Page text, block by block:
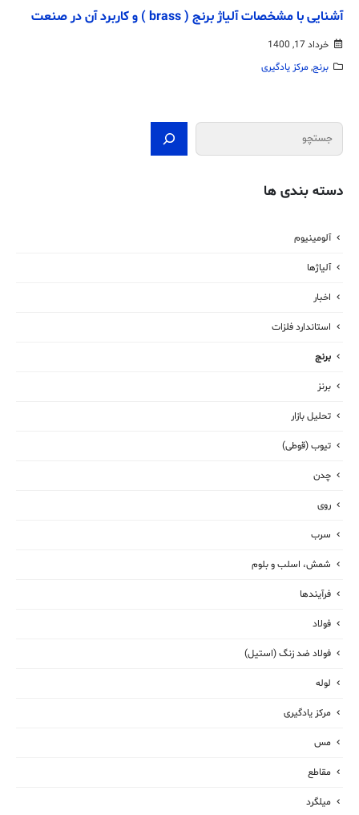
آشنایی با مشخصات آلیاژ برنج ( brass ) و کاربرد آن در صنعت
خرداد 17, 1400
برنج,مرکز یادگیری
جستجو
دسته بندی ها
آلومینیوم
آلیاژها
اخبار
استاندارد فلزات
برنج
برنز
تحلیل بازار
تیوب (قوطی)
چدن
روی
سرب
شمش، اسلب و بلوم
فرآیندها
فولاد
فولاد ضد زنگ (استیل)
لوله
مرکز یادگیری
مس
مقاطع
میلگرد